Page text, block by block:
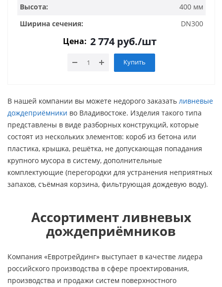
Высота:
400 мм
Ширина сечения:
DN300
Цена: 2 774руб./шт
Купить
В нашей компании вы можете недорого заказать ливневые
дождеприёмники во Владивостоке. Изделия такого типа
представлены в виде разборных конструкций, которые
состоят из нескольких элементов: короб из бетона или
пластика, крышка, решётка, не допускающая попадания
крупного мусора в систему, дополнительные
комплектующие (перегородки для устранения неприятных
запахов, съёмная корзина, фильтрующая дождевую воду).
Ассортимент ливневых
дождеприёмников
Компания «Евротрейдинг» выступает в качестве лидера
российского производства в сфере проектирования,
производства и продажи систем поверхностного